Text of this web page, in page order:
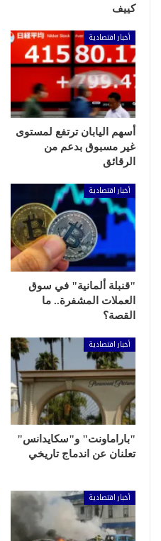
كييف
أخبار اقتصادية
أسهم اليابان ترتفع لمستوى
غير مسبوق بدعم من
الرقائق
أخبار اقتصادية
"قنبلة ألمانية" في سوق
العملات المشفرة.. ما
القصة؟
أخبار اقتصادية
"باراماونت" و"سكايدانس"
تعلنان عن اندماج تاريخي
أخبار اقتصادية